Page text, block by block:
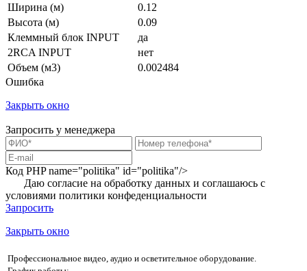
Ширина (м)
0.12
Высота (м)
0.09
Клеммный блок INPUT
да
2RCA INPUT
нет
Объем (м3)
0.002484
Ошибка
Закрыть окно
Запросить у менеджера
Код PHPname="politika" id="politika"/>
Даю согласие на обработку данных и соглашаюсь с
условиями политики конфеденциальности
Запросить
Закрыть окно
Профессиональное видео, аудио и осветительное оборудование.